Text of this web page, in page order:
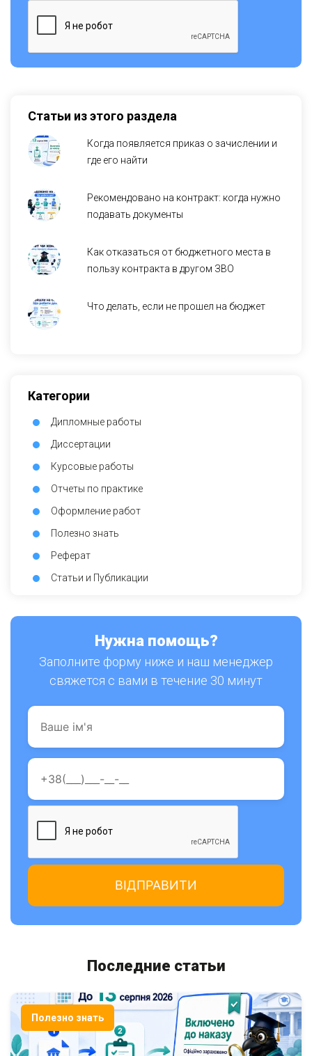
Статьи из этого раздела
Когда появляется приказ о зачислении и
где его найти
Рекомендовано на контракт: когда нужно
подавать документы
Как отказаться от бюджетного места в
пользу контракта в другом ЗВО
Что делать, если не прошел на бюджет
Категории
Дипломные работы
Диссертации
Курсовые работы
Отчеты по практике
Оформление работ
Полезно знать
Реферат
Статьи и Публикации
Нужна помощь?
Заполните форму ниже и наш менеджер
свяжется с вами в течение 30 минут
Последние статьи
Полезно знать